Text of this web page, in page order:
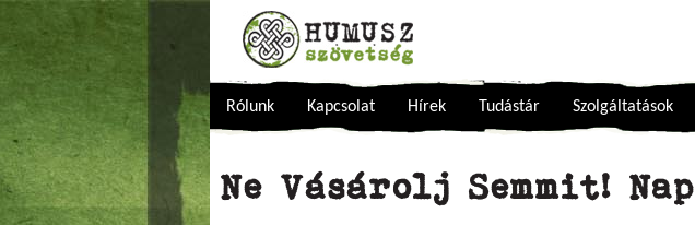
Rólunk Kapcsolat Hírek Tudástár Szolgáltatások
Ne Vásárolj Semmit! Nap